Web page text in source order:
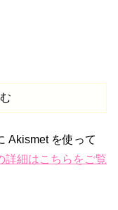
Akismet を使って
詳細はこちらをご覧